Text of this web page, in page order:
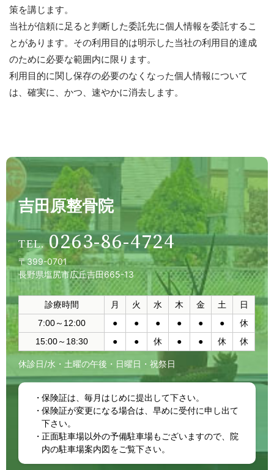
策を講じます。
当社が信頼に足ると判断した委託先に個人情報を委託するこ
とがあります。その利用目的は明示した当社の利用目的達成
のために必要な範囲内に限ります。
利用目的に関し保存の必要のなくなった個人情報について
は、確実に、かつ、速やかに消去します。
吉田原整骨院
0263-86-4724
〒399-0701
長野県塩尻市広丘吉田665-13
診療時間 月 火 水 木 金 土
日
7:00～12:00
● ● ● ● ● ●
休
15:00～18:30
● ● 休 ● ● 休 休
休診日/水・土曜の午後・日曜日・祝祭日
保険証は、毎月はじめに提出して下さい。
保険証が変更になる場合は、早めに受付に申し出て
下さい。
正面駐車場以外の予備駐車場もございますので、院
内の駐車場案内図をご覧下さい。